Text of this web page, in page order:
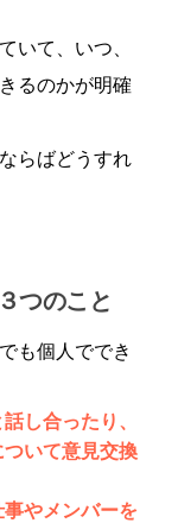
いて、いつ、
るのかが明確
らばどうすれ
つのこと
も個人ででき
し合ったり、
いて意見交換
やメンバーを